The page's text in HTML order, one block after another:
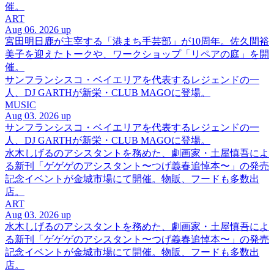
催。
ART
Aug 06. 2026 up
宮田明日鹿が主宰する「港まち手芸部」が10周年。佐久間裕
美子を迎えたトークや、ワークショップ「リペアの庭」を開
催。
サンフランシスコ・ベイエリアを代表するレジェンドの一
人、DJ GARTHが新栄・CLUB MAGOに登場。
MUSIC
Aug 03. 2026 up
サンフランシスコ・ベイエリアを代表するレジェンドの一
人、DJ GARTHが新栄・CLUB MAGOに登場。
水木しげるのアシスタントを務めた、劇画家・土屋慎吾によ
る新刊「ゲゲゲのアシスタント〜つげ義春追悼本〜」の発売
記念イベントが金城市場にて開催。物販、フードも多数出
店。
ART
Aug 03. 2026 up
水木しげるのアシスタントを務めた、劇画家・土屋慎吾によ
る新刊「ゲゲゲのアシスタント〜つげ義春追悼本〜」の発売
記念イベントが金城市場にて開催。物販、フードも多数出
店。